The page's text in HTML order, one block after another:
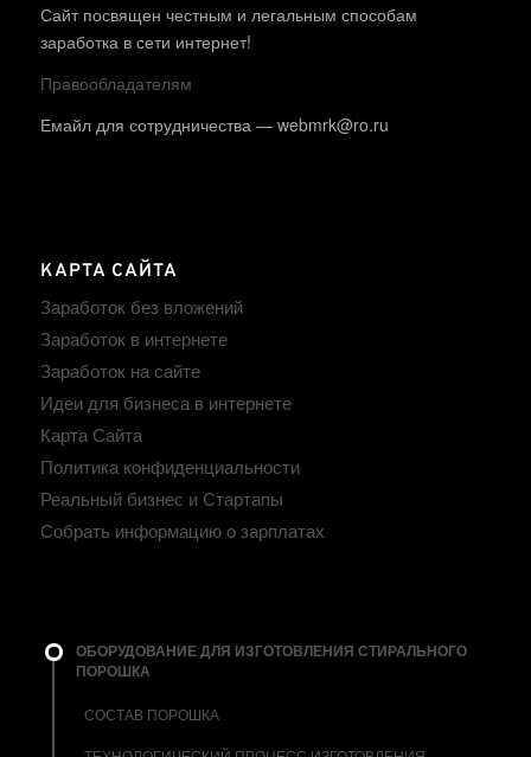
Сайт посвящен честным и легальным способам
заработка в сети интернет!
Правообладателям
Емайл для сотрудничества — webmrk@ro.ru
КАРТА САЙТА
Заработок без вложений
Заработок в интернете
Заработок на сайте
Идеи для бизнеса в интернете
Карта Сайта
Политика конфиденциальности
Реальный бизнес и Стартапы
Собрать информацию о зарплатах
ОБОРУДОВАНИЕ ДЛЯ ИЗГОТОВЛЕНИЯ СТИРАЛЬНОГО
ПОРОШКА
СОСТАВ ПОРОШКА